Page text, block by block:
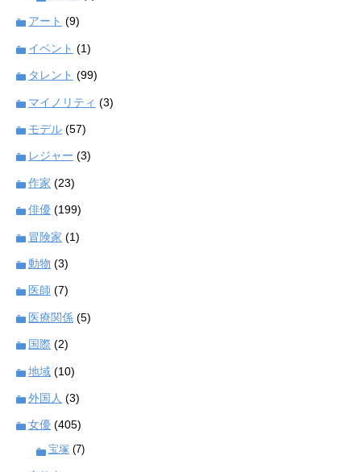
アート (9)
イベント (1)
タレント (99)
マイノリティ (3)
モデル (57)
レジャー (3)
作家 (23)
俳優 (199)
冒険家 (1)
動物 (3)
医師 (7)
医療関係 (5)
国際 (2)
地域 (10)
外国人 (3)
女優 (405)
宝塚 (7)